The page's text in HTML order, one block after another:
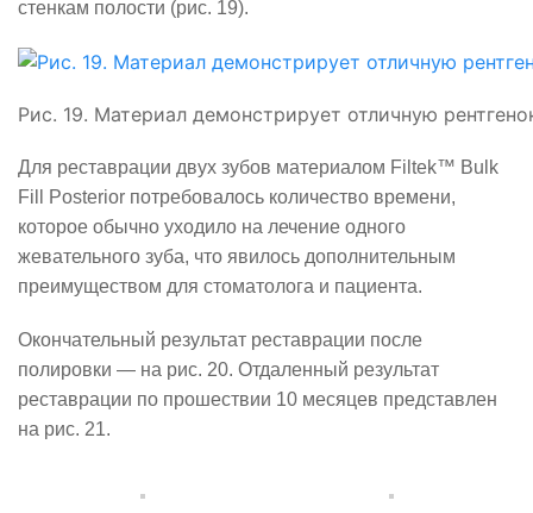
стенкам полости (рис. 19).
Рис. 19. Материал демонстрирует отличную
Для реставрации двух зубов материалом Filtek™ Bulk
Fill
Posterior потребовалось количество времени,
которое обычно уходило на лечение одного
жевательного зуба, что явилось дополнительным
преимуществом для стоматолога и пациента.
Окончательный результат реставрации после
полировки — на рис. 20. Отдаленный результат
реставрации по прошествии 10 месяцев представлен
на рис. 21.